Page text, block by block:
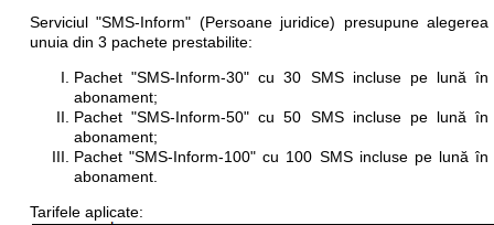
Serviciul "SMS-Inform" (Persoane juridice) presupune alegerea
unuia din 3 pachete prestabilite:
Pachet "SMS-Inform-30" cu 30 SMS incluse pe lună în
abonament;
Pachet "SMS-Inform-50" cu 50 SMS incluse pe lună în
abonament;
Pachet "SMS-Inform-100" cu 100 SMS incluse pe lună în
abonament.
Tarifele aplicate: